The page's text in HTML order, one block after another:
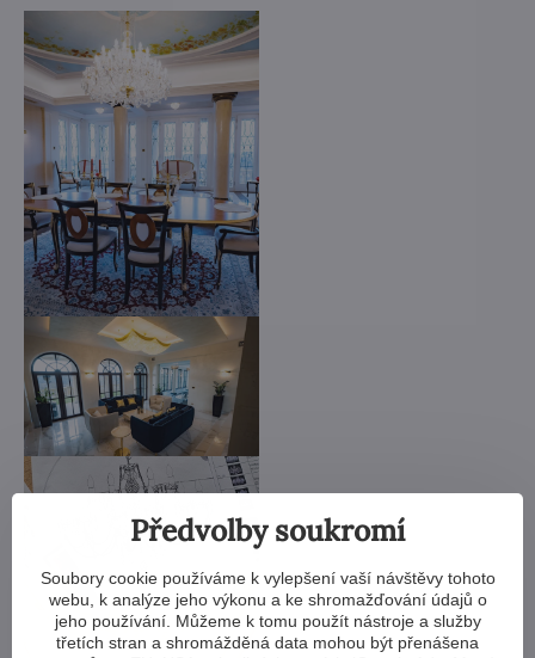
Předvolby soukromí
Soubory cookie používáme k vylepšení vaší návštěvy tohoto
webu, k analýze jeho výkonu a ke shromažďování údajů o
jeho používání. Můžeme k tomu použít nástroje a služby
třetích stran a shromážděná data mohou být přenášena